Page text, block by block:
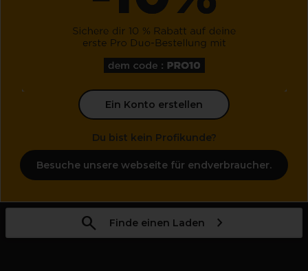
Ein Konto erstellen
Du bist kein Profikunde?
Besuche unsere webseite für endverbraucher.
Finde einen Laden